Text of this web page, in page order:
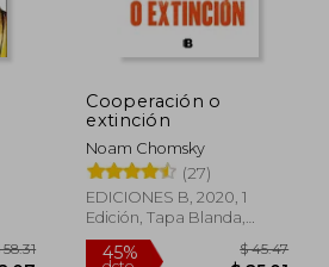
Cooperación o
extinción
Noam Chomsky
(27)
EDICIONES B, 2020, 1
Edición, Tapa Blanda,
Nuevo